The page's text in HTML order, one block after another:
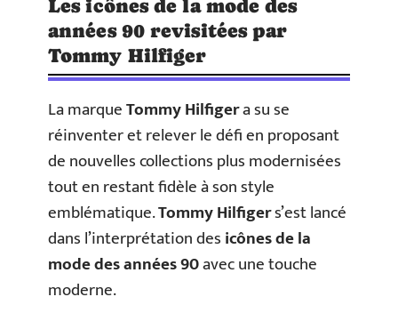
Les icônes de la mode des
années 90 revisitées par
Tommy Hilfiger
La marqueTommy Hilfigera su se
réinventer et relever le défi en proposant
de nouvelles collections plus modernisées
tout en restant fidèle à son style
emblématique.Tommy Hilfigers’est lancé
dans l’interprétation desicônes de la
mode des années 90avec une touche
moderne.